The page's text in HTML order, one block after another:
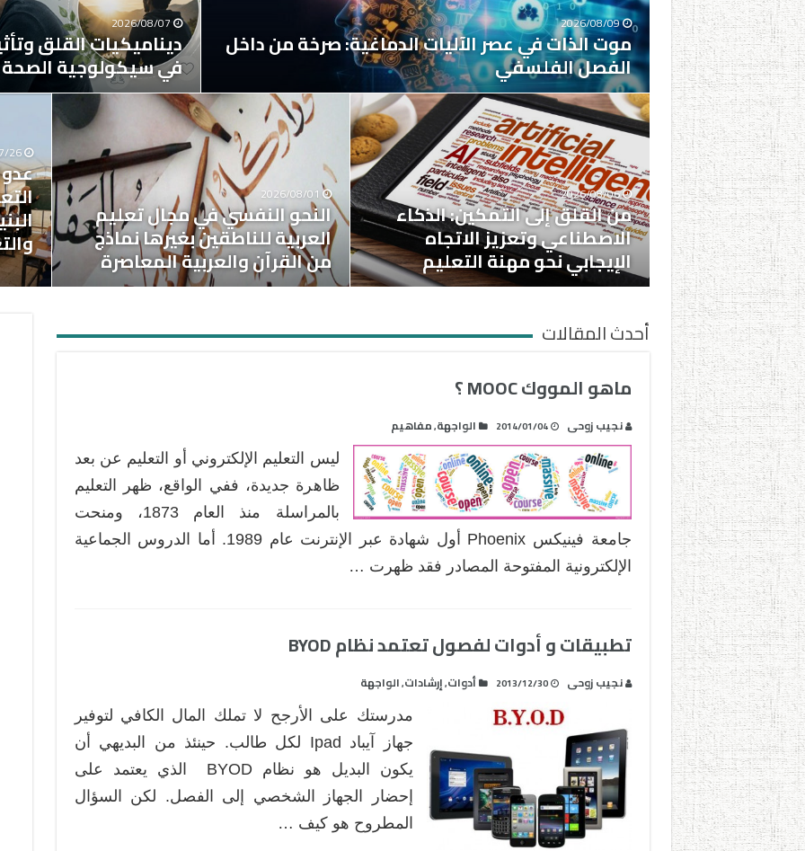
2026/08/09
موت الذات في عصر الآليات الدماغية: صرخة من داخل
الفصل الفلسفي
2026/08/07
ديناميكيات القلق
في سيكولوجية
2026/08/06
من القلق إلى التمكين: الذكاء
الاصطناعي وتعزيز الاتجاه
الإيجابي نحو مهنة التعليم
2026/08/01
النحو النفسي في مجال تعليم
العربية للناطقين بغيرها نماذج
من القرآن والعربية المعاصرة
26
أحدث المقالات
ماهو المووك MOOC ؟
نجيب زوحى 2014/01/04 الواجهة,مفاهيم
ليس التعليم الإلكتروني أو التعليم عن بعد
ظاهرة جديدة، ففي الواقع، ظهر التعليم
بالمراسلة منذ العام 1873، ومنحت
جامعة فينيكس Phoenix أول شهادة عبر الإنترنت عام 1989. أما الدروس الجماعية
الإلكترونية المفتوحة المصادر فقد ظهرت …
تطبيقات و أدوات لفصول تعتمد نظام BYOD
نجيب زوحى 2013/12/30 أدوات,إرشادات,الواجهة
مدرستك على الأرجح لا تملك المال الكافي لتوفير
جهاز آيباد Ipad لكل طالب. حينئذ من البديهي أن
يكون البديل هو نظام BYOD الذي يعتمد على
إحضار الجهاز الشخصي إلى الفصل. لكن السؤال
المطروح هو كيف …